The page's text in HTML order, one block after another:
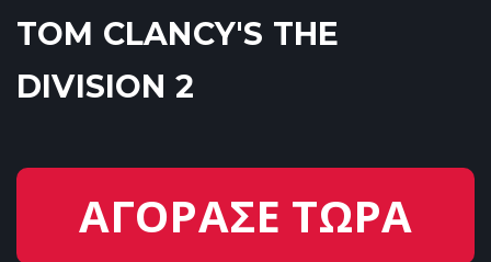
TOM CLANCY'S THE
DIVISION 2
ΑΓΟΡΑΣΕ ΤΩΡΑ